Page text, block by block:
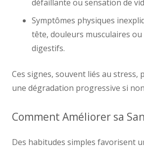
défaillante ou sensation de
Symptômes physiques
tête, douleurs musculaires
digestifs.
Ces signes, souvent liés au stress,
une dégradation progressive si
Comment Améliorer sa
Des habitudes simples favorisent